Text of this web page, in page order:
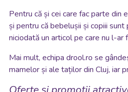
Pentru că și cei care fac parte din
și pentru că bebelușii și copiii sunt
niciodată un articol pe care nu l-ar
Mai mult, echipa drool.ro se
mamelor și ale taților din Cluj, iar